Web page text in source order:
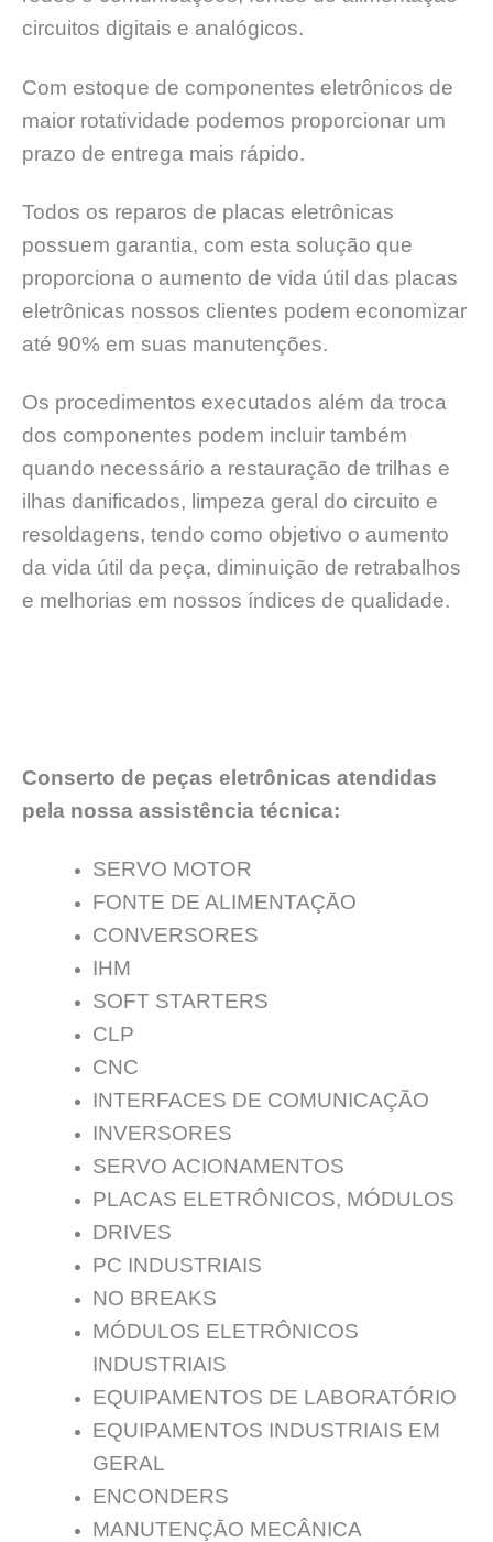
circuitos digitais e analógicos.
Com estoque de componentes eletrônicos de
maior rotatividade podemos proporcionar um
prazo de entrega mais rápido.
Todos os reparos de placas eletrônicas
possuem garantia, com esta solução que
proporciona o aumento de vida útil das placas
eletrônicas nossos clientes podem economizar
até 90% em suas manutenções.
Os procedimentos executados além da troca
dos componentes podem incluir também
quando necessário a restauração de trilhas e
ilhas danificados, limpeza geral do circuito e
resoldagens, tendo como objetivo o aumento
da vida útil da peça, diminuição de retrabalhos
e melhorias em nossos índices de qualidade.
Conserto de peças eletrônicas atendidas
pela nossa assistência técnica:
SERVO MOTOR
FONTE DE ALIMENTAÇĀO
CONVERSORES
IHM
SOFT STARTERS
CLP
CNC
INTERFACES DE COMUNICAÇÃO
INVERSORES
SERVO ACIONAMENTOS
PLACAS ELETRÔNICOS, MÓDULOS
DRIVES
PC INDUSTRIAIS
NO BREAKS
MÓDULOS ELETRÔNICOS
INDUSTRIAIS
EQUIPAMENTOS DE LABORATÓRIO
EQUIPAMENTOS INDUSTRIAIS EM
GERAL
ENCONDERS
MANUTENÇĀO MECÂNICA